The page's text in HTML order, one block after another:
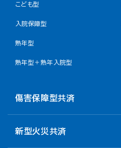
こども型
入院保障型
熟年型
熟年型＋熟年入院型
傷害保障型共済
新型火災共済